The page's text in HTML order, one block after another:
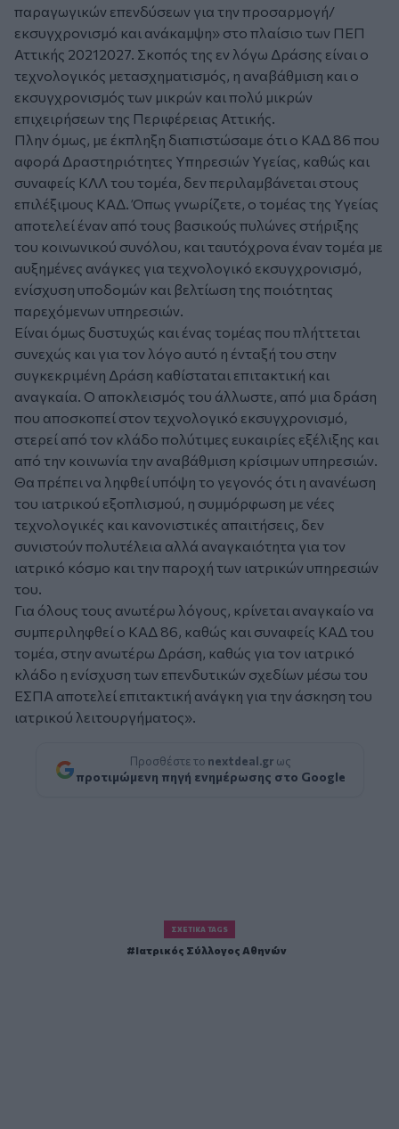
παραγωγικών επενδύσεων για την προσαρμογή/
εκσυγχρονισμό και ανάκαμψη» στο πλαίσιο των ΠΕΠ
Αττικής 20212027. Σκοπός της εν λόγω Δράσης είναι ο
τεχνολογικός μετασχηματισμός, η αναβάθμιση και ο
εκσυγχρονισμός των μικρών και πολύ μικρών
επιχειρήσεων της Περιφέρειας Αττικής.
Πλην όμως, με έκπληξη διαπιστώσαμε ότι ο ΚΑΔ 86 που
αφορά Δραστηριότητες Υπηρεσιών Υγείας, καθώς και
συναφείς ΚΛΛ του τομέα, δεν περιλαμβάνεται στους
επιλέξιμους ΚΑΔ. Όπως γνωρίζετε, ο τομέας της Υγείας
αποτελεί έναν από τους βασικούς πυλώνες στήριξης
του κοινωνικού συνόλου, και ταυτόχρονα έναν τομέα με
αυξημένες ανάγκες για τεχνολογικό εκσυγχρονισμό,
ενίσχυση υποδομών και βελτίωση της ποιότητας
παρεχόμενων υπηρεσιών.
Είναι όμως δυστυχώς και ένας τομέας που πλήττεται
συνεχώς και για τον λόγο αυτό η ένταξή του στην
συγκεκριμένη Δράση καθίσταται επιτακτική και
αναγκαία. Ο αποκλεισμός του άλλωστε, από μια δράση
που αποσκοπεί στον τεχνολογικό εκσυγχρονισμό,
στερεί από τον κλάδο πολύτιμες ευκαιρίες εξέλιξης και
από την κοινωνία την αναβάθμιση κρίσιμων υπηρεσιών.
Θα πρέπει να ληφθεί υπόψη το γεγονός ότι η ανανέωση
του ιατρικού εξοπλισμού, η συμμόρφωση με νέες
τεχνολογικές και κανονιστικές απαιτήσεις, δεν
συνιστούν πολυτέλεια αλλά αναγκαιότητα για τον
ιατρικό κόσμο και την παροχή των ιατρικών υπηρεσιών
του.
Για όλους τους ανωτέρω λόγους, κρίνεται αναγκαίο να
συμπεριληφθεί ο ΚΑΔ 86, καθώς και συναφείς ΚΑΔ του
τομέα, στην ανωτέρω Δράση, καθώς για τον ιατρικό
κλάδο η ενίσχυση των επενδυτικών σχεδίων μέσω του
ΕΣΠΑ αποτελεί επιτακτική ανάγκη για την άσκηση του
ιατρικού λειτουργήματος».
Προσθέστε το nextdeal.gr ως
προτιμώμενη πηγή ενημέρωσης στο Google
ΣΧΕΤΙΚΆ TAGS
Ιατρικός Σύλλογος Αθηνών